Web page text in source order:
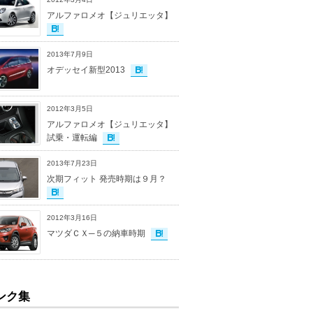
アルファロメオ【ジュリエッタ】
2013年7月9日
オデッセイ新型2013
2012年3月5日
アルファロメオ【ジュリエッタ】
試乗・運転編
2013年7月23日
次期フィット 発売時期は９月？
2012年3月16日
マツダＣＸ─５の納車時期
ク集